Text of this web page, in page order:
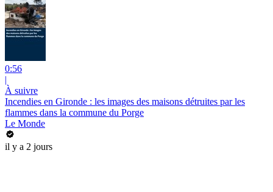
0:56
|
À suivre
Incendies en Gironde : les images des maisons détruites par les
flammes dans la commune du Porge
Le Monde
il y a 2 jours